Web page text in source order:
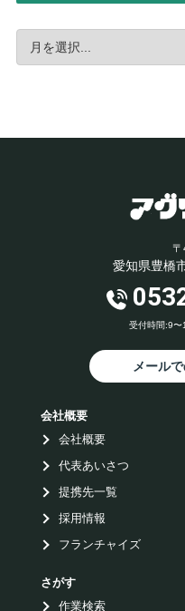
愛知県豊橋
受付時間:9〜
メール
会社概要
会社概要
代表あいさつ
提携先一覧
採用情報
フランチャイズ
さがす
作業検索